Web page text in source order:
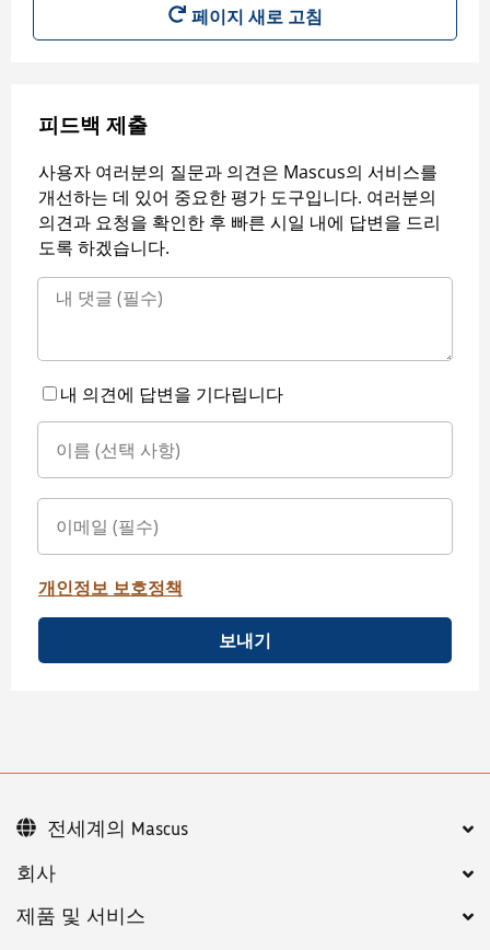
페이지 새로 고침
피드백 제출
사용자 여러분의 질문과 의견은 Mascus의 서비스를
개선하는 데 있어 중요한 평가 도구입니다. 여러분의
의견과 요청을 확인한 후 빠른 시일 내에 답변을 드리
도록 하겠습니다.
내 의견에 답변을 기다립니다
개인정보 보호정책
보내기
회사
제품 및 서비스
전세계의 Mascus